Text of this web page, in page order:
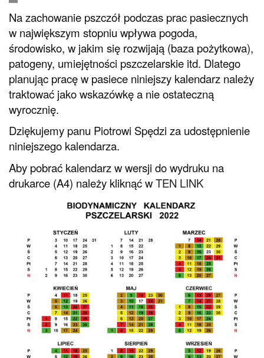
Na zachowanie pszczół podczas prac pasiecznych
w największym stopniu wpływa pogoda,
środowisko, w jakim się rozwijają (baza pożytkowa),
patogeny, umiejętności pszczelarskie itd. Dlatego
planując pracę w pasiece niniejszy kalendarz należy
traktować jako wskazówkę a nie ostateczną
wyrocznię.
Dziękujemy panu Piotrowi Spędzi za udostępnienie
niniejszego kalendarza.
Aby pobrać kalendarz w wersji do wydruku na
drukarce (A4) należy kliknąć wTEN LINK